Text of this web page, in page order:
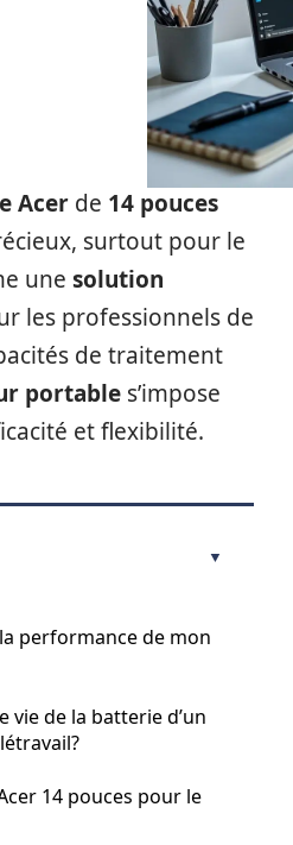
Acer de 14 pouces
surtout pour le
une solution
les professionnels de
de traitement
portable s’impose
et flexibilité.
performance de mon
vie de la batterie d’un
14 pouces pour le